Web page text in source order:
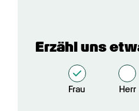
Erzähl uns
Frau Herr